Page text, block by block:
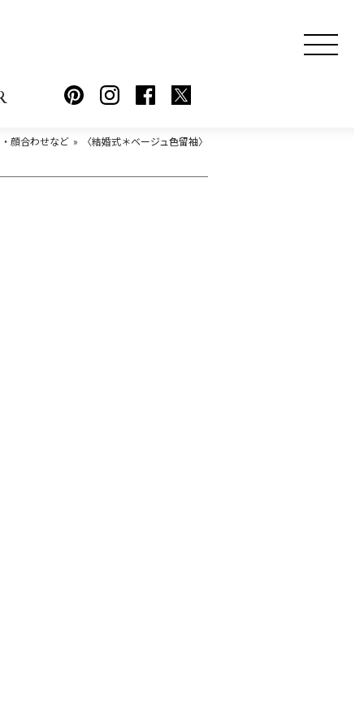
顔合わせなど 〈結婚式＊ベージュ色留袖〉